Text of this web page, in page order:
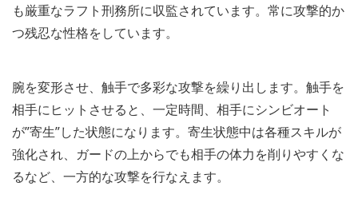
も厳重なラフト刑務所に収監されています。常に攻撃的か
つ残忍な性格をしています。
腕を変形させ、触手で多彩な攻撃を繰り出します。触手を
相手にヒットさせると、一定時間、相手にシンビオート
が”寄生”した状態になります。寄生状態中は各種スキルが
強化され、ガードの上からでも相手の体力を削りやすくな
るなど、一方的な攻撃を行なえます。